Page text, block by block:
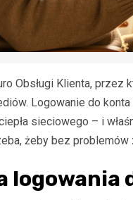
Obsługi Klienta,
Logowanie do
sieciowego – i
żeby bez problemów
logowania